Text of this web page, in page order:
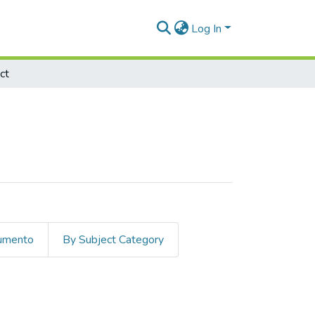
Log In
By Subject Category
Y FERTILIZANTES"